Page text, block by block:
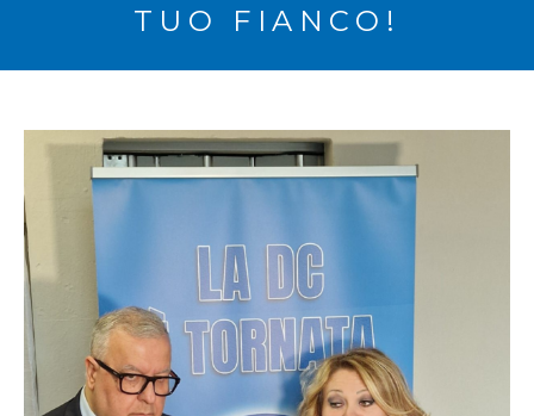
TUO FIANCO!